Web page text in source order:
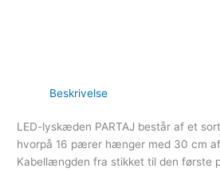
Beskrivelse
LED-lyskæden PARTAJ består af et
hvorpå 16 pærer hænger med 30 cm
Kabellængden fra stikket til den første